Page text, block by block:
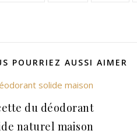
POURRIEZ AUSSI AIMER
du déodorant
naturel maison